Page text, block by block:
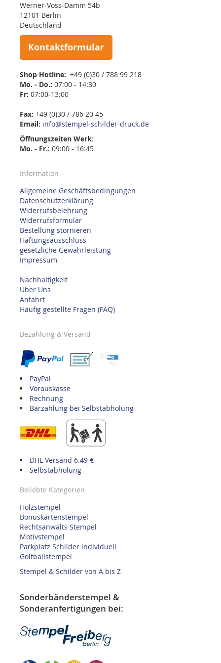
Werner-Voss-Damm 54b
12101 Berlin
Deutschland
Kontaktformular
Shop Hotline: +49 (0)30 / 788 99 218
Mo. - Do.: 07:00 - 14:30
Fr: 07:00-13:00
Fax: +49 (0)30 / 786 20 45
Email: info@stempel-schilder-druck.de
Öffnungszeiten Werk:
Mo. - Fr.: 09:00 - 16:45
Information
Allgemeine Geschäftsbedingungen
Datenschutzerklärung
Widerrufsbelehrung
Widerrufsformular
Bestellung stornieren
Haftungsausschluss
gesetzliche Gewährleistung
Impressum
Nachhaltigkeit
Über Uns
Anfahrt
Häufig gestellte Fragen (FAQ)
Bezahlung & Versand
PayPal
Vorauskasse
Rechnung
Barzahlung bei Selbstabholung
DHL Versand 6.49 €
Selbstabholung
Beliebte Kategorien
Holzstempel
Bonuskartenstempel
Rechtsanwalts Stempel
Motivstempel
Parkplatz Schilder individuell
Golfballstempel
Stempel & Schilder von A bis Z
Sonderbänderstempel &
Sonderanfertigungen bei: